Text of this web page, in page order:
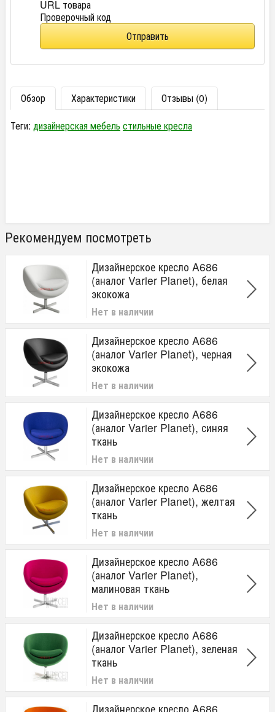
URL товара
Проверочный код
Отправить
Обзор Характеристики
Отзывы (0)
Теги: дизайнерская мебель стильные кресла
Рекомендуем посмотреть
Дизайнерское кресло A686
(аналог Varier Planet), белая
экокожа
Нет в наличии
Дизайнерское кресло A686
(аналог Varier Planet), черная
экокожа
Нет в наличии
Дизайнерское кресло A686
(аналог Varier Planet), синяя
ткань
Нет в наличии
Дизайнерское кресло A686
(аналог Varier Planet), желтая
ткань
Нет в наличии
Дизайнерское кресло A686
(аналог Varier Planet),
малиновая ткань
Нет в наличии
Дизайнерское кресло A686
(аналог Varier Planet), зеленая
ткань
Нет в наличии
Дизайнерское кресло A686